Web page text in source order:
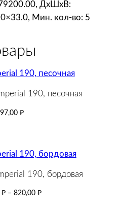
ДxШxВ:
Мин. кол-во: 5
190, песочная
₽
190, бордовая
₽ – 820,00 ₽